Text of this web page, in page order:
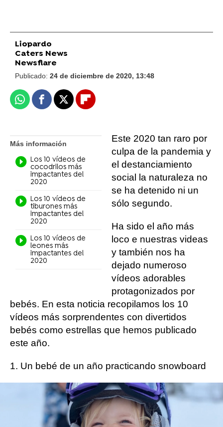
Liopardo
Caters News
Newsflare
Publicado: 24 de diciembre de 2020, 13:48
WhatsappFacebook
X Flipboard
Más información
Los 10 vídeos de
cocodrilos más
impactantes del
2020
Los 10 vídeos de
tiburones más
impactantes del
2020
Los 10 vídeos de
leones más
impactantes del
2020
Este 2020 tan raro por
culpa de la pandemia y
el destanciamiento
social la naturaleza no
se ha detenido ni un
sólo segundo.
Ha sido el año más
loco e nuestras videas
y también nos ha
dejado numeroso
vídeos adorables
protagonizados por
bebés. En esta noticia recopilamos los 10
vídeos más sorprendentes con divertidos
bebés como estrellas que hemos publicado
este año.
1. Un bebé de un año practicando snowboard
Leer más© Caters News
2. Un bebé se pasea montado en una roomba